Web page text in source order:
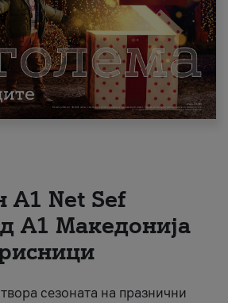
A1 Net Sеf
А1 Македонија
сезоната на празнични